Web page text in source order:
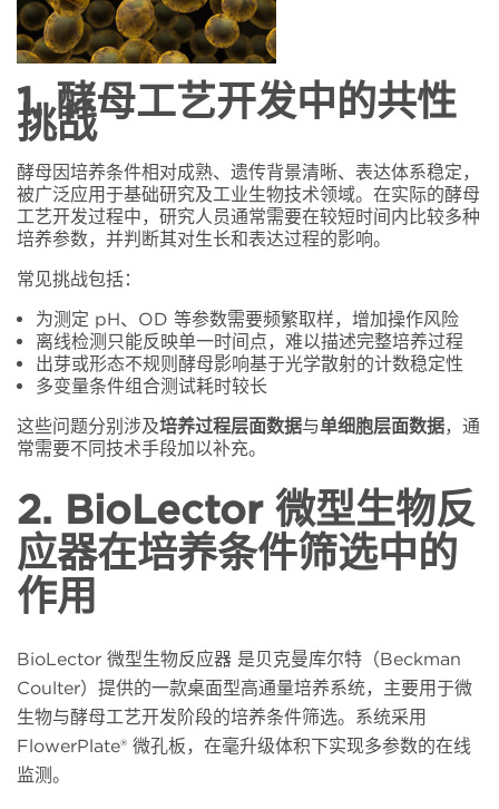
1.酵母工艺开发中的共性
挑战
酵母因培养条件相对成熟、遗传背景清晰、表达体系稳定，
被广泛应用于基础研究及工业生物技术领域。在实际的酵母
工艺开发过程中，研究人员通常需要在较短时间内比较多种
培养参数，并判断其对生长和表达过程的影响。
常见挑战包括：
为测定 pH、 OD 等参数需要频繁取样，增加操作风险
离线检测只能反映单一时间点，难以描述完整培养过程
出芽或形态不规则酵母影响基于光学散射的计数稳定性
多变量条件组合测试耗时较长
这些问题分别涉及培养过程层面数据与单细胞层面数据，通
常需要不同技术手段加以补充。
2. BioLector 微型生物反
应器在培养条件筛选中的
作用
BioLector 微型生物反应器 是贝克曼库尔特（Beckman
Coulter）提供的一款桌面型高通量培养系统，主要用于微
生物与酵母工艺开发阶段的培养条件筛选。系统采用
FlowerPlate® 微孔板，在毫升级体积下实现多参数的在线
监测。